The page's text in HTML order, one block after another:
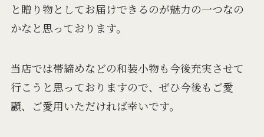
と贈り物としてお届けできるのが魅力の一つなの
かなと思っております。
当店では帯締めなどの和装小物も今後充実させて
行こうと思っておりますので、ぜひ今後もご愛
顧、ご愛用いただければ幸いです。